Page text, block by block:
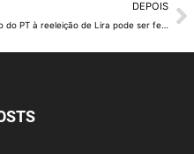
DEPOIS
Josué Guimarães: apoio do PT à reeleição de Lira pode ser fechado nesta semana